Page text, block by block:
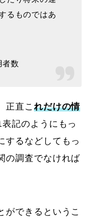
るものではあ
数
正直こ れだけの情
記のようにもっ
するなどしてもっ
の調査でなければ
ができるというこ